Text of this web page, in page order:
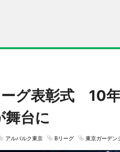
グ表彰式 10
舞台に
アルバルク東京 Bリーグ 東京ガーデン